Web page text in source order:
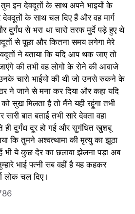
तुम इन देवदूतों के साथ अपने भाइयों के
देवदूतों के साथ चल दिए हैं और वह मार्ग
से भरा था चारो तरफ मुर्दे पड़े हुए थे
से पूछा और कितना समय लगेगा मेरे
ने बताया कि यदि आप थक जाए तो
की तभी वह लोगो के रोने की आवाजे
चारो भाईयो की थी जो उनसे रुकने के
ने जाने से मना कर दिया और कहा यदि
सुख मिलता है तो मैंने यही रहूंगा तभी
बात बताई तभी सारे देवता वहा
दुर्गंध दूर हो गई और सुगंधित खुशबू
कि तुमने अश्वत्थामा की मृत्यु का झूठा
भी ये कुछ देर का छलावा झेलना पड़ा अब
भाई पत्नी सब वहीं है यह कहकर
लोक चल दिए।